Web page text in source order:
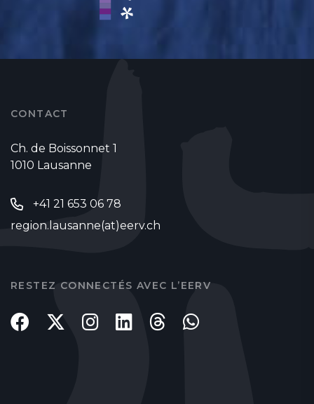
CONTACT
Ch. de Boissonnet 1
1010 Lausanne
+41 21 653 06 78
region.lausanne(at)eerv.ch
RESTEZ CONNECTÉS AVEC L’EERV